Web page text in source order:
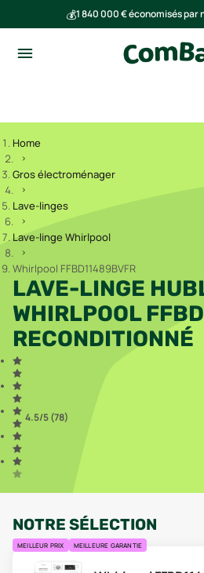
💰1 840 000 € économisés
Home
Gros électroménager
Lave-linges
Lave-linge Whirlpool
Whirlpool FFBD11489BVFR
LAVE-LINGE
WHIRLPOOL
RECONDITIONNÉ
4.5/5 (78)
NOTRE SÉLECTION
MEILLEUR PRIX MEILLEURE GARANTIE